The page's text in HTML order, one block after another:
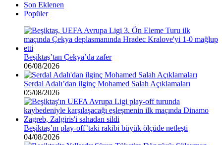
Son Eklenen
Popüler
Beşiktaş’tan Çekya’da zafer
06/08/2026
Serdal Adalı’dan ilginç Mohamed Salah Açıklamaları
05/08/2026
Beşiktaş’ın play-off’taki rakibi büyük ölçüde netleşti
04/08/2026